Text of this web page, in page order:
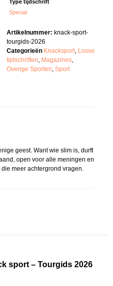
Type tijdschrift
Special
Artikelnummer: knack-sport-
tourgids-2026
Categorieën Knacksport, Losse
tijdschriften, Magazines,
Overige Sporten, Sport
geest. Want wie slim is, durft
open voor alle meningen en
meer achtergrond vragen.
sport – Tourgids 2026